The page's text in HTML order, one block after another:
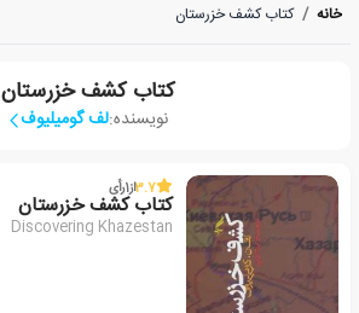
خانه / کتاب کشف خزرستان
کتاب کشف خزرستان
نویسنده:لف گومیلیوف
3.7از1رأی
کتاب کشف خزرستان
Discovering Khazestan